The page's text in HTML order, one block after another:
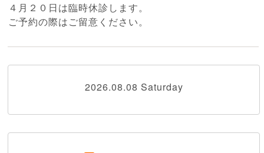
４月２０日は臨時休診します。
ご予約の際はご留意ください。
2026.08.08 Saturday